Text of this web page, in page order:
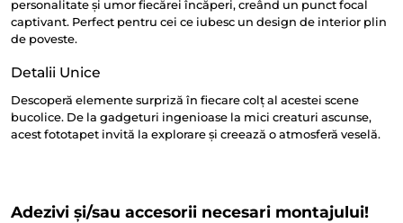
personalitate și umor fiecărei încăperi, creând un punct focal
captivant. Perfect pentru cei ce iubesc un design de interior plin
de poveste.
Detalii Unice
Descoperă elemente surpriză în fiecare colț al acestei scene
bucolice. De la gadgeturi ingenioase la mici creaturi ascunse,
acest fototapet invită la explorare și creează o atmosferă veselă.
Adezivi și/sau accesorii necesari montajului!